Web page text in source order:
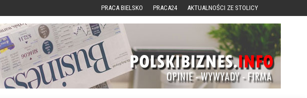
PRACA BIELSKO PRACA24 AKTUALNOŚCI ZE STOLICY